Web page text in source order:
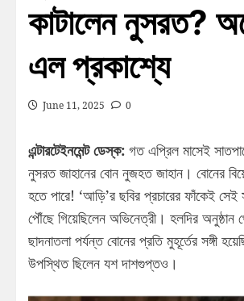
কাটালেন নুসরত?
এল প্রকাশ্যে
June 11, 2025 0
এন্টারটেইনমেন্ট ডেস্ক: গত এপ্রিল মাসেই
নুসরত জাহানের বোন নুজহত জাহান। বোনের
হতে পারে! ‘আড়ি’র ছবির প্রচারের ফাঁকেই
পৌঁছে গিয়েছিলেন অভিনেত্রী। হলদির
ছাদনাতলা পর্যন্ত বোনের প্রতি মুহূর্তের সঙ্গী
উপস্থিত ছিলেন যশ দাশগুপ্তও।